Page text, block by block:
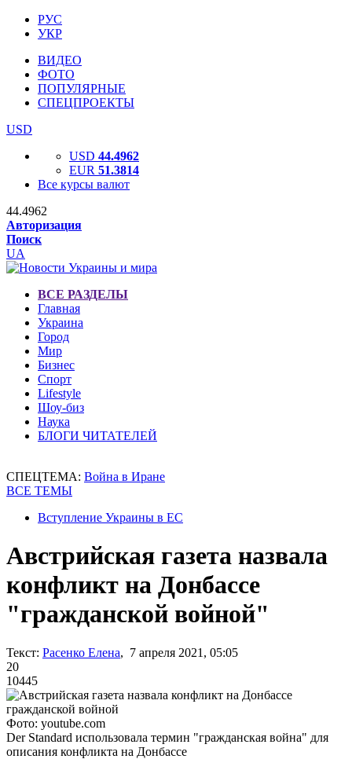
РУС
УКР
ВИДЕО
ФОТО
ПОПУЛЯРНЫЕ
СПЕЦПРОЕКТЫ
USD
USD 44.4962
EUR 51.3814
Все курсы валют
44.4962
Авторизация
Поиск
UA
ВСЕ РАЗДЕЛЫ
Главная
Украина
Город
Мир
Бизнес
Спорт
Lifestyle
Шоу-биз
Наука
БЛОГИ ЧИТАТЕЛЕЙ
СПЕЦТЕМА: Война в Иране
ВСЕ ТЕМЫ
Вступление Украины в ЕС
Австрийская газета назвала
конфликт на Донбассе
"гражданской войной"
Текст: Расенко Елена, 7 апреля 2021, 05:05
20
10445
Фото: youtube.com
Der Standard использовала термин "гражданская война" для
описания конфликта на Донбассе